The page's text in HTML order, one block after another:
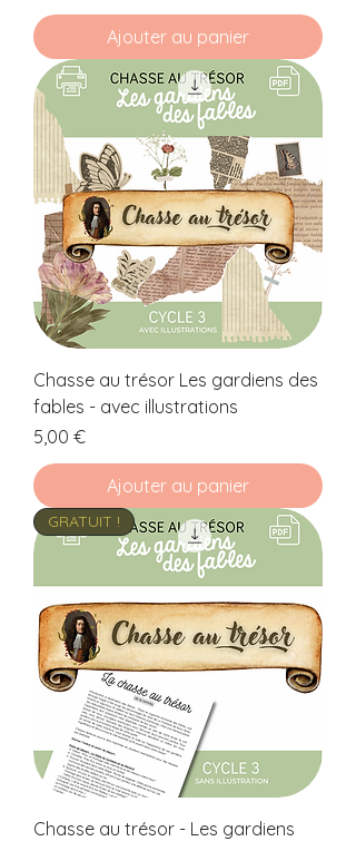
Ajouter au panier
Chasse au trésor Les gardiens des
fables - avec illustrations
Prix
5,00 €
Ajouter au panier
GRATUIT !
Chasse au trésor - Les gardiens